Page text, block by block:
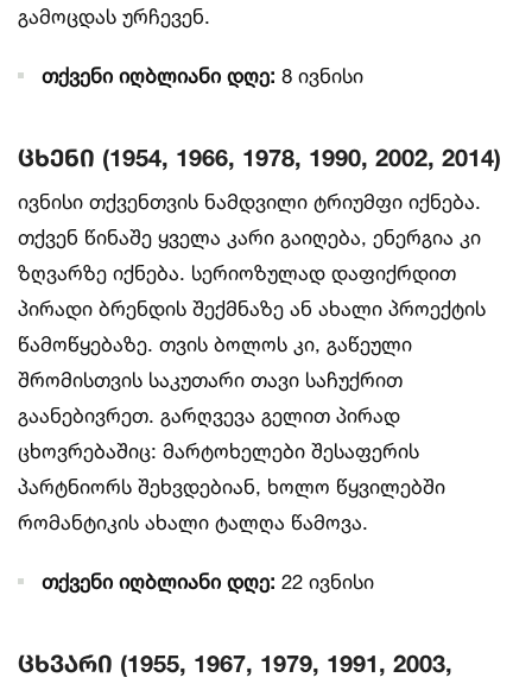
გამოცდას ურჩევენ.
თქვენი იღბლიანი დღე: 8 ივნისი
ცხენი (1954, 1966, 1978, 1990, 2002, 2014)
ივნისი თქვენთვის ნამდვილი ტრიუმფი იქნება.
თქვენ წინაშე ყველა კარი გაიღება, ენერგია კი
ზღვარზე იქნება. სერიოზულად დაფიქრდით
პირადი ბრენდის შექმნაზე ან ახალი პროექტის
წამოწყებაზე. თვის ბოლოს კი, გაწეული
შრომისთვის საკუთარი თავი საჩუქრით
გაანებივრეთ. გარღვევა გელით პირად
ცხოვრებაშიც: მარტოხელები შესაფერის
პარტნიორს შეხვდებიან, ხოლო წყვილებში
რომანტიკის ახალი ტალღა წამოვა.
თქვენი იღბლიანი დღე: 22 ივნისი
ცხვარი (1955, 1967, 1979, 1991, 2003,